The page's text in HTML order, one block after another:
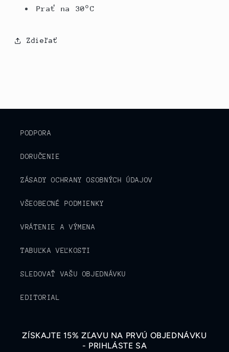
Prať na 30°C
Zdieľať
PODPORA
DORUČENIE
ZÁSADY OCHRANY OSOBNÝCH ÚDAJOV
VŠEOBECNÉ PODMIENKY
VRÁTENIE A VÝMENA
TABUĽKA VEĽKOSTI
SLEDOVAŤ VAŠU OBJEDNÁVKU
EDITORIAL
ZÍSKAJTE 15% ZĽAVU NA PRVÚ OBJEDNÁVKU
- PRIHLÁSTE SA